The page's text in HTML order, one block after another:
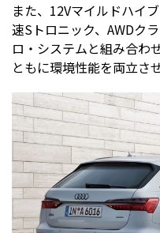
また、12Vマイルドハイ
速Sトロニック、AWDク
ロ・システムと組み合わ
ともに環境性能を両立さ